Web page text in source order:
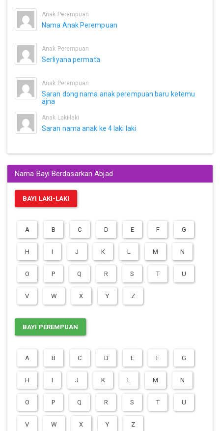
Anak Perempuan
Nama Anak Perempuan
Anak Perempuan
Serliyana permata
Anak Perempuan
Saran dong nama anak perempuan baru ketemu
ajna
Anak Laki-laki
Saran nama anak ke 4 laki laki
Nama Bayi Berdasarkan Abjad
BAYI LAKI-LAKI
A B C D E F G
H I J K L M N
O P Q R S T U
V W X Y Z
BAYI PEREMPUAN
A B C D E F G
H I J K L M N
O P Q R S T U
V W X Y Z